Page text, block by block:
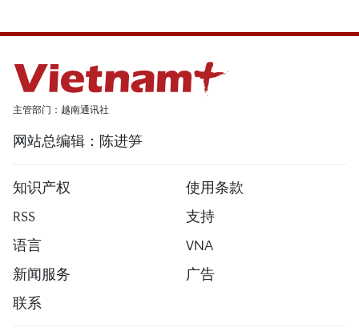
主管部门：越南通讯社
网站总编辑：陈进笋
知识产权
使用条款
RSS
支持
语言
VNA
新闻服务
广告
联系